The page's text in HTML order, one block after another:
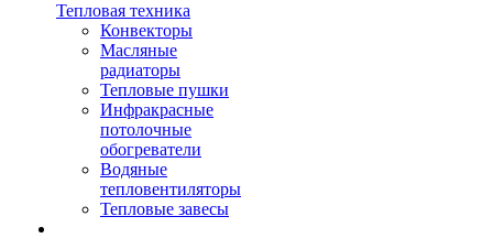
Тепловая техника
Конвекторы
Масляные
радиаторы
Тепловые пушки
Инфракрасные
потолочные
обогреватели
Водяные
тепловентиляторы
Тепловые завесы